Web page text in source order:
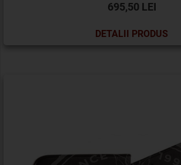
695,50 LEI
DETALII PRODUS